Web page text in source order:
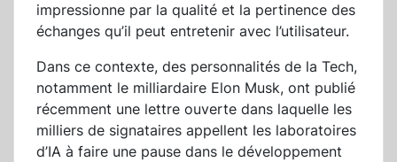
impressionne par la qualité et la pertinence des
échanges qu’il peut entretenir avec l’utilisateur.
Dans ce contexte, des personnalités de la Tech,
notamment le milliardaire Elon Musk, ont publié
récemment une lettre ouverte dans laquelle les
milliers de signataires appellent les laboratoires
d’IA à faire une pause dans le développement